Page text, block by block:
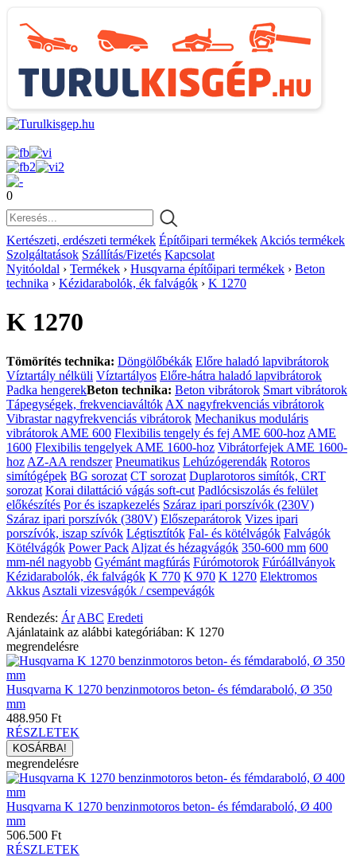
0
Kertészeti, erdészeti termékek Építőipari termékek Akciós termékek
Szolgáltatások Szállítás/Fizetés Kapcsolat
Nyitóoldal › Termékek › Husqvarna építőipari termékek › Beton
technika › Kézidarabolók, ék falvágók › K 1270
K 1270
Tömörítés technika: Döngölőbékák Előre haladó lapvibrátorok
Víztartály nélküli Víztartályos Előre-hátra haladó lapvibrátorok
Padka hengerekBeton technika: Beton vibrátorok Smart vibrátorok
Tápegységek, frekvenciaváltók AX nagyfrekvenciás vibrátorok
Vibrastar nagyfrekvenciás vibrátorok Mechanikus moduláris
vibrátorok AME 600 Flexibilis tengely és fej AME 600-hoz AME
1600 Flexibilis tengelyek AME 1600-hoz Vibrátorfejek AME 1600-
hoz AZ-AA rendszer Pneumatikus Lehúzógerendák Rotoros
simítógépek BG sorozat CT sorozat Duplarotoros simítók, CRT
sorozat Korai dilattáció vágás soft-cut Padlócsiszolás és felület
előkészítés Por és iszapkezelés Száraz ipari porszívók (230V)
Száraz ipari porszívók (380V) Előszeparátorok Vizes ipari
porszívók, iszap szívók Légtisztítók Fal- és kötélvágók Falvágók
Kötélvágók Power Pack Aljzat és hézagvágók 350-600 mm 600
mm-nél nagyobb Gyémánt magfúrás Fúrómotorok Fúróállványok
Kézidarabolók, ék falvágók K 770 K 970 K 1270 Elektromos
Akkus Asztali vizesvágók / csempevágók
Rendezés: Ár ABC Eredeti
Ajánlataink az alábbi kategóriában: K 1270
megrendelésre
Husqvarna K 1270 benzinmotoros beton- és fémdaraboló, Ø 350
mm
488.950 Ft
RÉSZLETEK
megrendelésre
Husqvarna K 1270 benzinmotoros beton- és fémdaraboló, Ø 400
mm
506.500 Ft
RÉSZLETEK